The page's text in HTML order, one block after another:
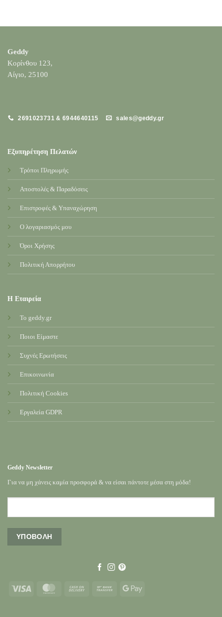
Geddy
Κορίνθου 123,
Αίγιο, 25100
2691023731 & 6944640115 sales@geddy.gr
Εξυπηρέτηση Πελατών
Τρόποι Πληρωμής
Αποστολές & Παραδόσεις
Επιστροφές & Υπαναχώρηση
Ο λογαριασμός μου
Όροι Χρήσης
Πολιτική Απορρήτου
Η Εταιρεία
Το geddy.gr
Ποιοι Είμαστε
Συχνές Ερωτήσεις
Επικοινωνία
Πολιτική Cookies
Εργαλεία GDPR
Geddy Newsletter
Για να μη χάνεις καμία προσφορά & να είσαι πάντοτε μέσα στη μόδα!
Visa MasterCardCash
Bank
Google